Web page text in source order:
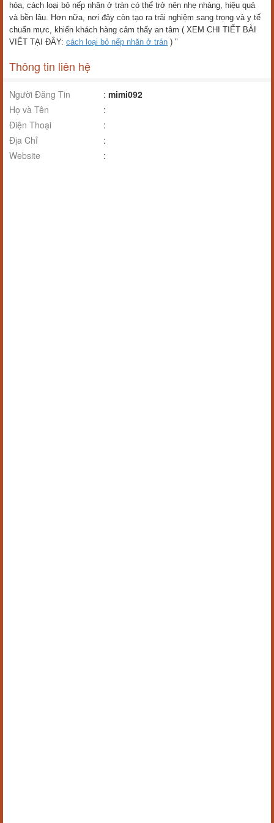
hóa, cách loại bỏ nếp nhăn ở trán có thể trở nên nhẹ nhàng, hiệu quả
và bền lâu. Hơn nữa, nơi đây còn tạo ra trải nghiệm sang trọng và y tế
chuẩn mực, khiến khách hàng cảm thấy an tâm ( XEM CHI TIẾT BÀI
VIẾT TẠI ĐÂY: cách loại bỏ nếp nhăn ở trán ) "
Thông tin liên hệ
Người Đăng Tin : mimi092
Họ và Tên
:
Điện Thoại
:
Địa Chỉ
:
Website
: